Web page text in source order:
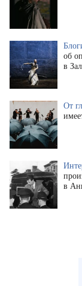
об
в
От
в